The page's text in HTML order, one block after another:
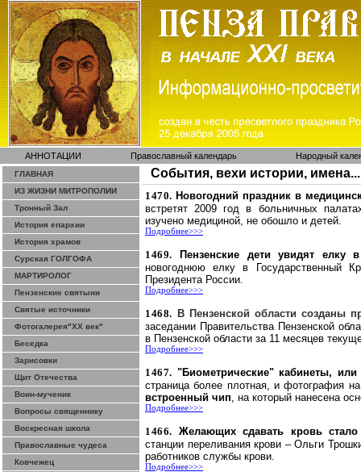
АННОТАЦИИ Православный календарь Народный
ГЛАВНАЯ
ИЗ ЖИЗНИ МИТРОПОЛИИ
Тронный Зал
История епархии
История храмов
Сурская ГОЛГОФА
МАРТИРОЛОГ
Пензенские святыни
Святые источники
Фотогалерея"ХХ век"
Беседка
Зарисовки
Щит Отечества
Воин-мученик
Вопросы священнику
Воскресная школа
Православные чудеса
Ковчежец
События, вехи истории, имена...
1470. Новогодний праздник в
встретят 2009 год в больничных
изучено медициной, не обошло и детей.
Подробнее>>>
1469.
Пензенские дети увидят
новогоднюю елку в Государственный
Президента России.
Подробнее>>>
1468. В Пензенской области созданы
заседании Правительства Пензенской
в Пензенской области за 11 месяцев
Подробнее>>>
1467. "Биометрические" кабинеты,
страница более плотная, и фотография
встроенный чип, на который нанесена
Подробнее>>>
1466. Желающих сдавать кровь
станции переливания крови – Ольги
работников службы крови.
Подробнее>>>